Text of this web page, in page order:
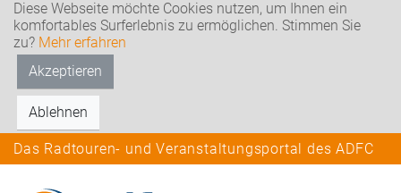
Diese Webseite möchte Cookies nutzen, um Ihnen ein
komfortables Surferlebnis zu ermöglichen. Stimmen Sie
zu? Mehr erfahren
Akzeptieren
Ablehnen
Das Radtouren- und Veranstaltungsportal des ADFC